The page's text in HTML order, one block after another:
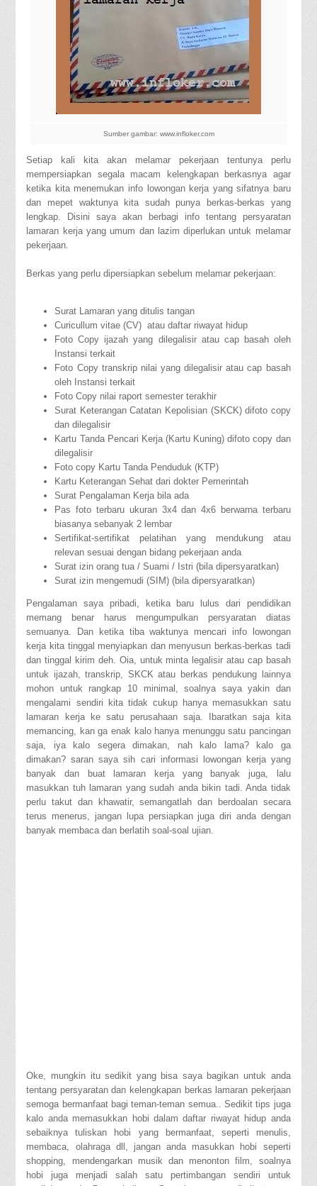
Sumber gambar: www.infloker.com
Setiap kali kita akan melamar pekerjaan tentunya perlu
mempersiapkan segala macam kelengkapan berkasnya agar
ketika kita menemukan info lowongan kerja yang sifatnya baru
dan mepet waktunya kita sudah punya berkas-berkas yang
lengkap. Disini saya akan berbagi info tentang persyaratan
lamaran kerja yang umum dan lazim diperlukan untuk melamar
pekerjaan.
Berkas yang perlu dipersiapkan sebelum melamar pekerjaan:
Surat Lamaran yang ditulis tangan
Curicullum vitae (CV) atau daftar riwayat hidup
Foto Copy ijazah yang dilegalisir atau cap basah oleh
Instansi terkait
Foto Copy transkrip nilai yang dilegalisir atau cap basah
oleh Instansi terkait
Foto Copy nilai raport semester terakhir
Surat Keterangan Catatan Kepolisian (SKCK) difoto copy
dan dilegalisir
Kartu Tanda Pencari Kerja (Kartu Kuning) difoto copy dan
dilegalisir
Foto copy Kartu Tanda Penduduk (KTP)
Kartu Keterangan Sehat dari dokter Pemerintah
Surat Pengalaman Kerja bila ada
Pas foto terbaru ukuran 3x4 dan 4x6 berwarna terbaru
biasanya sebanyak 2 lembar
Sertifikat-sertifikat pelatihan yang mendukung atau
relevan sesuai dengan bidang pekerjaan anda
Surat izin orang tua / Suami / Istri (bila dipersyaratkan)
Surat izin mengemudi (SIM) (bila dipersyaratkan)
Pengalaman saya pribadi, ketika baru lulus dari pendidikan
memang benar harus mengumpulkan persyaratan diatas
semuanya. Dan ketika tiba waktunya mencari info lowongan
kerja kita tinggal menyiapkan dan menyusun berkas-berkas tadi
dan tinggal kirim deh. Oia, untuk minta legalisir atau cap basah
untuk ijazah, transkrip, SKCK atau berkas pendukung lainnya
mohon untuk rangkap 10 minimal, soalnya saya yakin dan
mengalami sendiri kita tidak cukup hanya memasukkan satu
lamaran kerja ke satu perusahaan saja. Ibaratkan saja kita
memancing, kan ga enak kalo hanya menunggu satu pancingan
saja, iya kalo segera dimakan, nah kalo lama? kalo ga
dimakan? saran saya sih cari informasi lowongan kerja yang
banyak dan buat lamaran kerja yang banyak juga, lalu
masukkan tuh lamaran yang sudah anda bikin tadi. Anda tidak
perlu takut dan khawatir, semangatlah dan berdoalan secara
terus menerus, jangan lupa persiapkan juga diri anda dengan
banyak membaca dan berlatih soal-soal ujian.
Oke, mungkin itu sedikit yang bisa saya bagikan untuk anda
tentang persyaratan dan kelengkapan berkas lamaran pekerjaan
semoga bermanfaat bagi teman-teman semua.. Sedikit tips juga
kalo anda memasukkan hobi dalam daftar riwayat hidup anda
sebaiknya tuliskan hobi yang bermanfaat, seperti menulis,
membaca, olahraga dll, jangan anda masukkan hobi seperti
shopping, mendengarkan musik dan menonton film, soalnya
hobi juga menjadi salah satu pertimbangan sendiri untuk